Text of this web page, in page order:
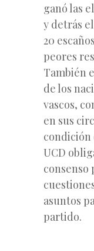
ganó las
y detrás el
20
peores
También
de los
vascos,
en sus
UCD
consenso
asuntos
partido.